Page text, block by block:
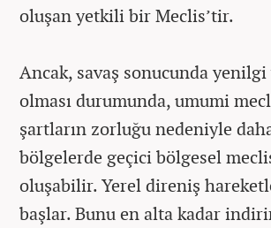
oluşan yetkili bir Meclis’tir.
Ancak, savaş sonucunda
olması durumunda, umumi
şartların zorluğu nedeniyle
bölgelerde geçici bölgesel
oluşabilir. Yerel direniş
başlar. Bunu en alta kadar